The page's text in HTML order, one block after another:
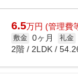
6.5万円 (管理費
敷金 0ヶ月 礼金
2階 / 2LDK /